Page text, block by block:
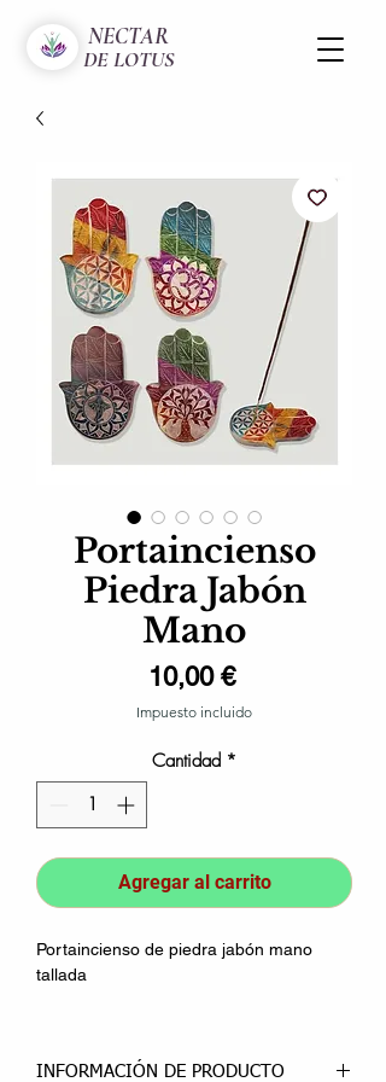
NECTAR
DE LOTUS
Portaincienso
Piedra Jabón
Mano
10,00 €Precio
Impuesto incluido
Cantidad *
Agregar al carrito
Portaincienso de piedra jabón mano
tallada
INFORMACIÓN DE PRODUCTO